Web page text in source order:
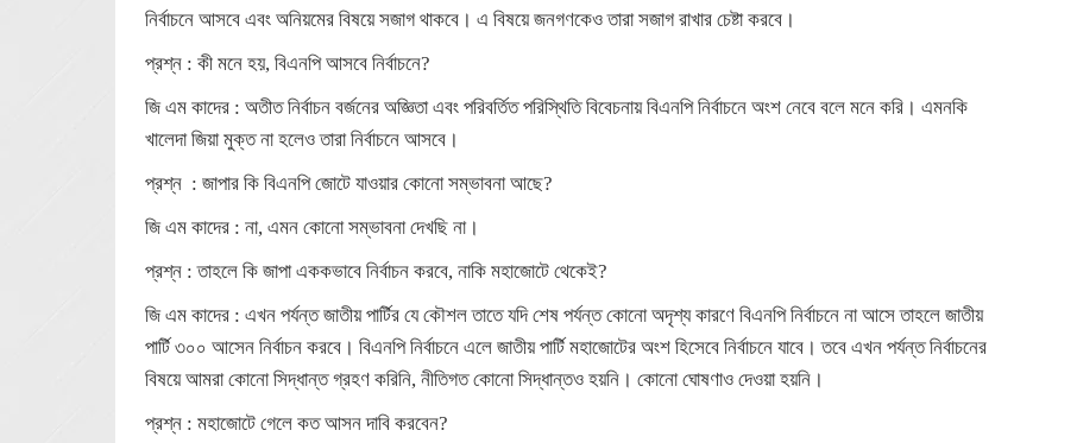
নির্বাচনে আসবে এবং অনিয়মের বিষয়ে সজাগ থাকবে। এ বিষয়ে জনগণকেও তারা সজাগ রাখার চেষ্টা করবে।
প্রশ্ন : কী মনে হয়, বিএনপি আসবে নির্বাচনে?
জি এম কাদের : অতীত নির্বাচন বর্জনের অজ্ঞিতা এবং পরিবর্তিত পরিস্থিতি বিবেচনায় বিএনপি নির্বাচনে অংশ নেবে বলে মনে করি। এমনকি
খালেদা জিয়া মুক্ত না হলেও তারা নির্বাচনে আসবে।
প্রশ্ন : জাপার কি বিএনপি জোটে যাওয়ার কোনো সম্ভাবনা আছে?
জি এম কাদের : না, এমন কোনো সম্ভাবনা দেখছি না।
প্রশ্ন : তাহলে কি জাপা এককভাবে নির্বাচন করবে, নাকি মহাজোটে থেকেই?
জি এম কাদের : এখন পর্যন্ত জাতীয় পার্টির যে কৌশল তাতে যদি শেষ পর্যন্ত কোনো অদৃশ্য কারণে বিএনপি নির্বাচনে না আসে তাহলে জাতীয়
পার্টি ৩০০ আসেন নির্বাচন করবে। বিএনপি নির্বাচনে এলে জাতীয় পার্টি মহাজোটের অংশ হিসেবে নির্বাচনে যাবে। তবে এখন পর্যন্ত নির্বাচনের
বিষয়ে আমরা কোনো সিদ্ধান্ত গ্রহণ করিনি, নীতিগত কোনো সিদ্ধান্তও হয়নি। কোনো ঘোষণাও দেওয়া হয়নি।
প্রশ্ন : মহাজোটে গেলে কত আসন দাবি করবেন?